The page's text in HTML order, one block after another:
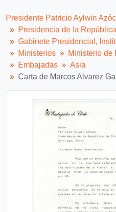
Presidente Patricio Aylwin
Presidencia de la
Gabinete Presidencial,
Ministerios
Ministerio de
Embajadas
Asia
Carta de Marcos Alvarez